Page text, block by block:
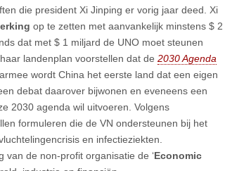
die president Xi Jinping er vorig jaar deed. Xi
op te zetten met aanvankelijk minstens $ 2
dat met $ 1 miljard de UNO moet steunen
landenplan voorstellen dat de 2030 Agenda
wordt China het eerste land dat een eigen
debat daarover bijwonen en eveneens een
2030 agenda wil uitvoeren. Volgens
formuleren die de VN ondersteunen bij het
en infectieziekten.
van de non-profit organisatie de ‘Economic